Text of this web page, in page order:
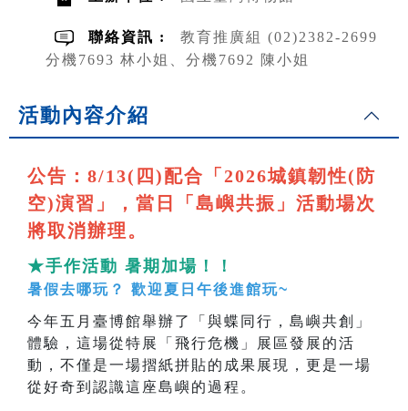
聯絡資訊 :
教育推廣組 (02)2382-2699
分機7693 林小姐、分機7692 陳小姐
活動內容介紹
公告：8/13(四)配合「2026城鎮韌性(防
空)演習」，當日「島嶼共振」活動場次
將取消辦理。
★手作活動 暑期加場！！
暑假去哪玩？ 歡迎夏日午後進館玩~
今年五月臺博館舉辦了「與蝶同行，島嶼共創」
體驗，這場從特展「飛行危機」展區發展的活
動，不僅是一場摺紙拼貼的成果展現，更是一場
從好奇到認識這座島嶼的過程。